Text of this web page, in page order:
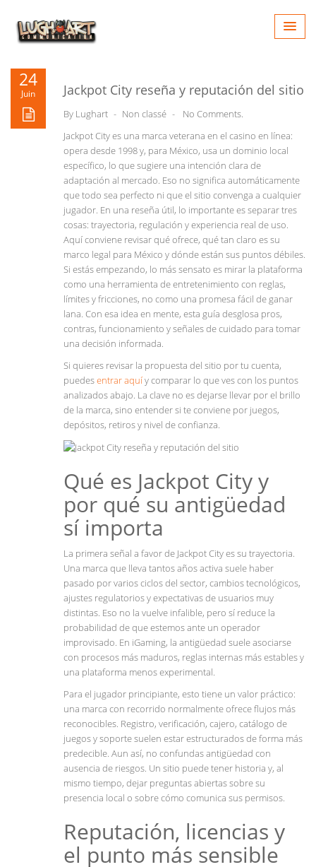
content
Decentralized wallet and DeFi gateway for Solana tokens -
Ia600905
- Securely manage assets and swap tokens on-chain.
24
Juin Jackpot City reseña y reputación del sitio
By Lughart - Non classé -
No Comments.
Jackpot City es una marca veterana en el casino en línea:
opera desde 1998 y, para México, usa un dominio local
específico, lo que sugiere una intención clara de
adaptación al mercado. Eso no significa automáticamente
que todo sea perfecto ni que el sitio convenga a cualquier
jugador. En una reseña útil, lo importante es separar tres
cosas: trayectoria, regulación y experiencia real de uso.
Aquí conviene revisar qué ofrece, qué tan claro es su
marco legal para México y dónde están sus puntos débiles.
Si estás empezando, lo más sensato es mirar la plataforma
como una herramienta de entretenimiento con reglas,
límites y fricciones, no como una promesa fácil de ganar
lana. Con esa idea en mente, esta guía desglosa pros,
contras, funcionamiento y señales de cuidado para tomar
una decisión informada.
Si quieres revisar la propuesta del sitio por tu cuenta,
puedesentrar aquíy comparar lo que ves con los puntos
analizados abajo. La clave no es dejarse llevar por el brillo
de la marca, sino entender si te conviene por juegos,
depósitos, retiros y nivel de confianza.
Qué es Jackpot City y
por qué su antigüedad
sí importa
La primera señal a favor de Jackpot City es su trayectoria.
Una marca que lleva tantos años activa suele haber
pasado por varios ciclos del sector, cambios tecnológicos,
ajustes regulatorios y expectativas de usuarios muy
distintas. Eso no la vuelve infalible, pero sí reduce la
probabilidad de que estemos ante un operador
improvisado. En iGaming, la antigüedad suele asociarse
con procesos más maduros, reglas internas más estables y
una plataforma menos experimental.
Para el jugador principiante, esto tiene un valor práctico:
una marca con recorrido normalmente ofrece flujos más
reconocibles. Registro, verificación, cajero, catálogo de
juegos y soporte suelen estar estructurados de forma más
predecible. Aun así, no confundas antigüedad con
ausencia de riesgos. Un sitio puede tener historia y, al
mismo tiempo, dejar preguntas abiertas sobre su
presencia local o sobre cómo comunica sus permisos.
Reputación, licencias y
el punto más sensible